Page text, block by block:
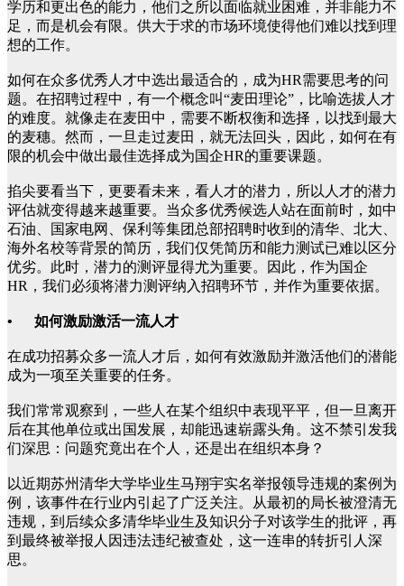
学历和更出色的能力，他们之所以面临就业困难，并非能力不
足，而是机会有限。供大于求的市场环境使得他们难以找到理
想的工作。
如何在众多优秀人才中选出最适合的，成为HR需要思考的问
题。在招聘过程中，有一个概念叫“麦田理论”，比喻选拔人才
的难度。就像走在麦田中，需要不断权衡和选择，以找到最大
的麦穗。然而，一旦走过麦田，就无法回头，因此，如何在有
限的机会中做出最佳选择成为国企HR的重要课题。
掐尖要看当下，更要看未来，看人才的潜力，所以人才的潜力
评估就变得越来越重要。当众多优秀候选人站在面前时，如中
石油、国家电网、保利等集团总部招聘时收到的清华、北大、
海外名校等背景的简历，我们仅凭简历和能力测试已难以区分
优劣。此时，潜力的测评显得尤为重要。因此，作为国企
HR，我们必须将潜力测评纳入招聘环节，并作为重要依据。
• 如何激励激活一流人才
在成功招募众多一流人才后，如何有效激励并激活他们的潜能
成为一项至关重要的任务。
我们常常观察到，一些人在某个组织中表现平平，但一旦离开
后在其他单位或出国发展，却能迅速崭露头角。这不禁引发我
们深思：问题究竟出在个人，还是出在组织本身？
以近期苏州清华大学毕业生马翔宇实名举报领导违规的案例为
例，该事件在行业内引起了广泛关注。从最初的局长被澄清无
违规，到后续众多清华毕业生及知识分子对该学生的批评，再
到最终被举报人因违法违纪被查处，这一连串的转折引人深
思。